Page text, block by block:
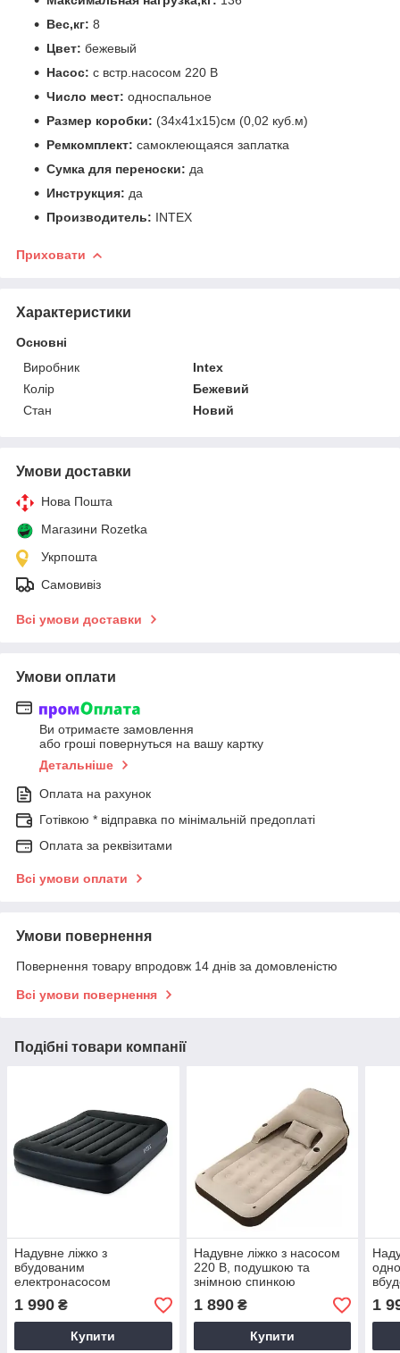
Вес,кг: 8
Цвет: бежевый
Насос: с встр.насосом 220 В
Число мест: односпальное
Размер коробки: (34х41х15)см (0,02 куб.м)
Ремкомплект: самоклеющаяся заплатка
Сумка для переноски: да
Инструкция: да
Производитель: INTEХ
Приховати
Характеристики
Основні
Виробник
Intex
Колір
Бежевий
Стан
Новий
Умови доставки
Нова Пошта
Магазини Rozetka
Укрпошта
Самовивіз
Всі умови доставки
Умови оплати
Ви отримаєте замовлення
або гроші повернуться на вашу картку
Детальніше
Оплата на рахунок
Готівкою * відправка по мінімальній предоплаті
Оплата за реквізитами
Всі умови оплати
Умови повернення
Повернення товару впродовж 14 днів за домовленістю
Всі умови повернення
Подібні товари компанії
Надувне ліжко з
вбудованим
електронасосом
64124
1 990 ₴
Купити
Надувне ліжко з насосом
220 В, подушкою та
знімною спинкою
Односпальний.
1 890₴
Купити
1